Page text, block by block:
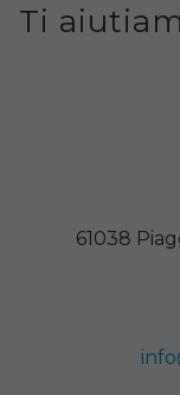
Ti
61038